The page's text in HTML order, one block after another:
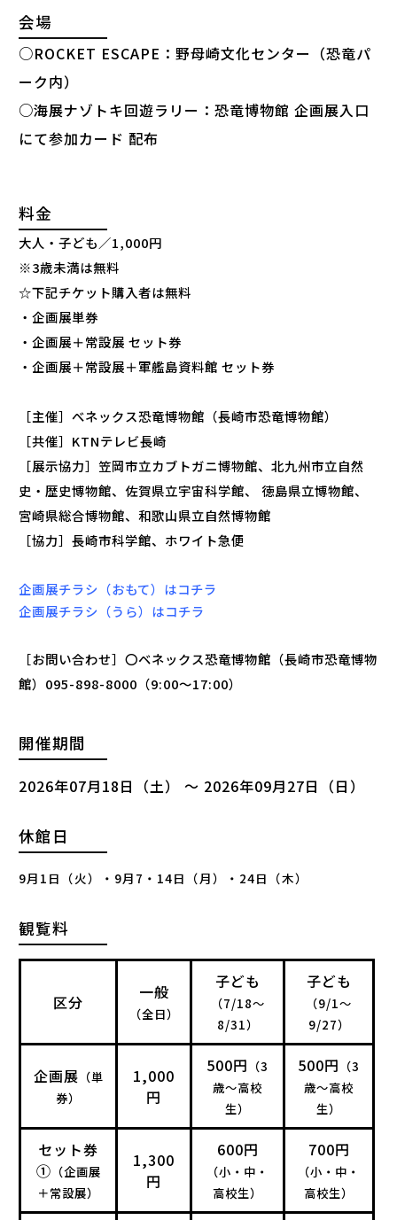
会場
○ROCKET ESCAPE： 野母崎文化センター（恐竜パ
ーク内）
○海展ナゾトキ回遊ラリー：恐竜博物館 企画展入口
にて参加カード 配布
料金
大人・子ども／1,000円
※3歳未満は無料
☆下記チケット購入者は無料
・企画展単券
・企画展＋常設展 セット券
・企画展＋常設展＋軍艦島資料館 セット券
［主催］べネックス恐竜博物館（長崎市恐竜博物館）
［共催］KTNテレビ長崎
［展示協力］笠岡市立カブトガニ博物館、北九州市立自然
史・歴史博物館、佐賀県立宇宙科学館、 徳島県立博物館、
宮崎県総合博物館、和歌山県立自然博物館
［協力］長崎市科学館、ホワイト急便
企画展チラシ（おもて）はコチラ
企画展チラシ（うら）はコチラ
［お問い合わせ］〇ベネックス恐竜博物館（長崎市恐竜博物
館）095-898-8000（9:00～17:00）
開催期間
2026年07月18日（土） ～ 2026年09月27日（日）
休館日
9月1日（火）・9月7・14日（月）・24日（木）
観覧料
区分 一般
（全日）
子ども
（7/18〜
8/31）
子ども
（9/1〜
9/27）
企画展 （単
券）
1,000
円
500円 （3
歳〜高校
生）
500円 （3
歳〜高校
生）
セット券
① （企画展
＋常設展）
1,300
円
600円
（小・中・
高校生）
700円
（小・中・
高校生）